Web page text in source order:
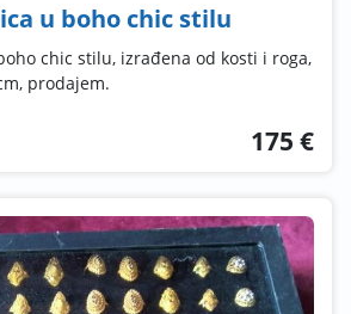
u boho chic stilu
chic stilu, izrađena od kosti i roga,
prodajem.
175 €